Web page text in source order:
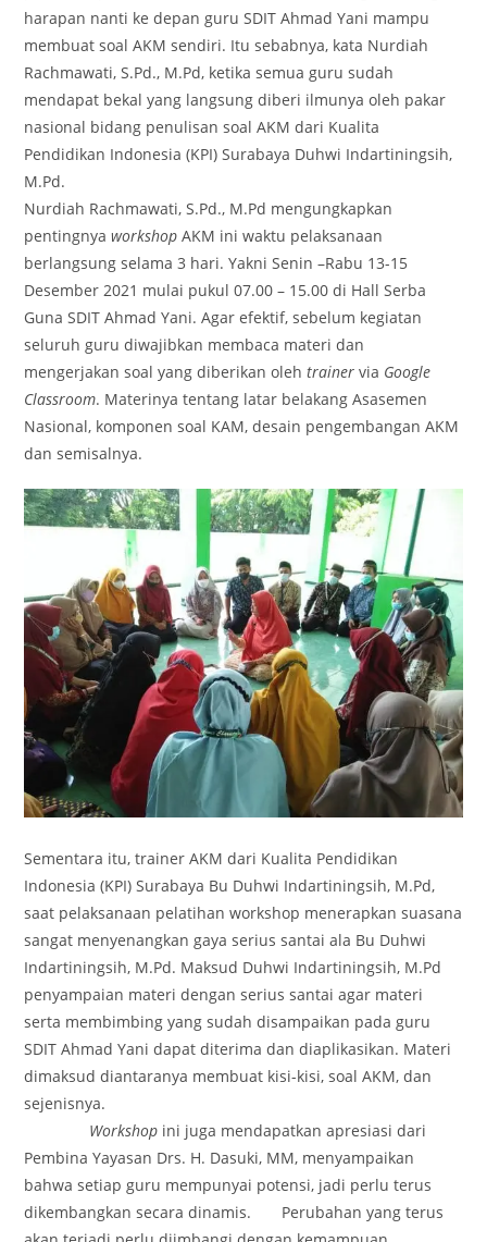
harapan nanti ke depan guru SDIT Ahmad Yani mampu
membuat soal AKM sendiri. Itu sebabnya, kata Nurdiah
Rachmawati, S.Pd., M.Pd, ketika semua guru sudah
mendapat bekal yang langsung diberi ilmunya oleh pakar
nasional bidang penulisan soal AKM dari Kualita
Pendidikan Indonesia (KPI) Surabaya Duhwi Indartiningsih,
M.Pd.
Nurdiah Rachmawati, S.Pd., M.Pd mengungkapkan
pentingnyaworkshop AKM ini waktu pelaksanaan
berlangsung selama 3 hari. Yakni Senin –Rabu 13-15
Desember 2021 mulai pukul 07.00 – 15.00 di Hall Serba
Guna SDIT Ahmad Yani. Agar efektif, sebelum kegiatan
seluruh guru diwajibkan membaca materi dan
mengerjakan soal yang diberikan olehtrainer via Google
Classroom. Materinya tentang latar belakang Asasemen
Nasional, komponen soal KAM, desain pengembangan AKM
dan semisalnya.
Sementara itu, trainer AKM dari Kualita Pendidikan
Indonesia (KPI) Surabaya Bu Duhwi Indartiningsih, M.Pd,
saat pelaksanaan pelatihan workshop menerapkan suasana
sangat menyenangkan gaya serius santai ala Bu Duhwi
Indartiningsih, M.Pd. Maksud Duhwi Indartiningsih, M.Pd
penyampaian materi dengan serius santai agar materi
serta membimbing yang sudah disampaikan pada guru
SDIT Ahmad Yani dapat diterima dan diaplikasikan. Materi
dimaksud diantaranya membuat kisi-kisi, soal AKM, dan
sejenisnya.
Workshop ini juga mendapatkan apresiasi dari
Pembina Yayasan Drs. H. Dasuki, MM, menyampaikan
bahwa setiap guru mempunyai potensi, jadi perlu terus
dikembangkan secara dinamis. Perubahan yang terus